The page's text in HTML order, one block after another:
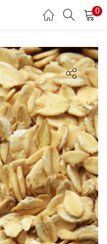
0
ÎNREGISTRARE
pentru a vă autentifica.